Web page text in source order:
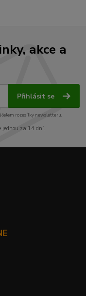
akce a
Přihlásit se
rozesílky newsletteru.
jednou za 14 dní.